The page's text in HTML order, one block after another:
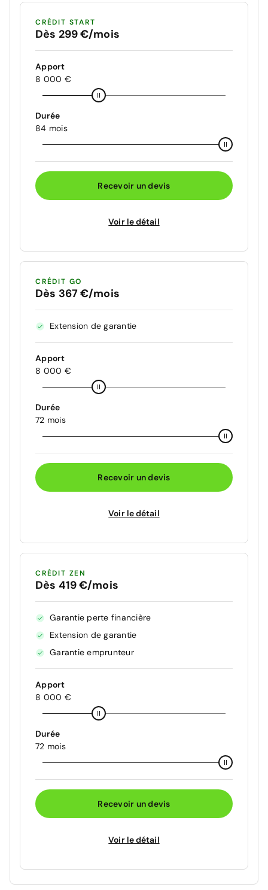
CRÉDIT START
Dès 299 €/mois
Apport
8 000 €
Durée
84 mois
Recevoir un devis
Voir le détail
CRÉDIT GO
Dès 367 €/mois
Extension de garantie
Apport
8 000 €
Durée
72 mois
Recevoir un devis
Voir le détail
CRÉDIT ZEN
Dès 419 €/mois
Garantie perte financière
Extension de garantie
Garantie emprunteur
Apport
8 000 €
Durée
72 mois
Recevoir un devis
Voir le détail